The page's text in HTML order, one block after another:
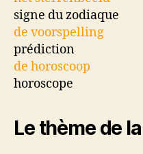
signe du zodiaque
de voorspelling
prédiction
de horoscoop
horoscope
Le thème de